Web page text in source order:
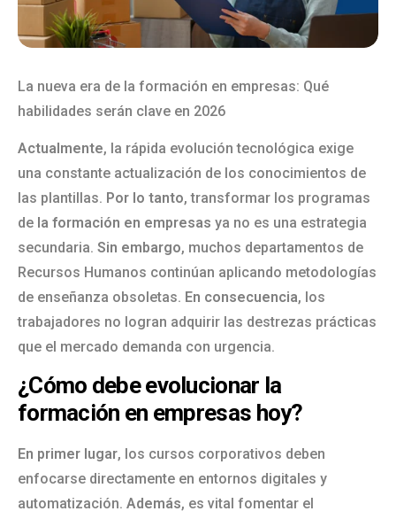
La nueva era de la formación en empresas: Qué
habilidades serán clave en 2026
Actualmente, la rápida evolución tecnológica exige
una constante actualización de los conocimientos de
las plantillas. Por lo tanto, transformar los programas
de la formación en empresas ya no es una estrategia
secundaria. Sin embargo, muchos departamentos de
Recursos Humanos continúan aplicando metodologías
de enseñanza obsoletas. En consecuencia, los
trabajadores no logran adquirir las destrezas prácticas
que el mercado demanda con urgencia.
¿Cómo debe evolucionar la
formación en empresas hoy?
En primer lugar, los cursos corporativos deben
enfocarse directamente en entornos digitales y
automatización. Además, es vital fomentar el